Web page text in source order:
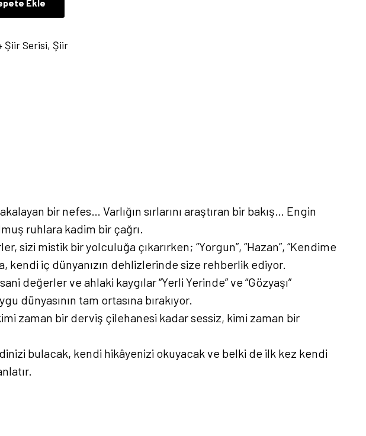
Ekle
Şiir Serisi, Şiir
bir nefes… Varlığın sırlarını araştıran bir bakış… Engin
ruhlara kadim bir çağrı.
mistik bir yolculuğa çıkarırken; “Yorgun”, “Hazan”, “Kendime
kendi iç dünyanızın dehlizlerinde size rehberlik ediyor.
değerler ve ahlaki kaygılar “Yerli Yerinde” ve “Gözyaşı”
dünyasının tam ortasına bırakıyor.
zaman bir derviş çilehanesi kadar sessiz, kimi zaman bir
bulacak, kendi hikâyenizi okuyacak ve belki de ilk kez kendi